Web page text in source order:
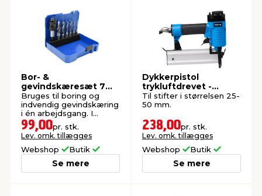
Bor- &
gevindskæresæt 7
dele - PRIZE®
Bruges til boring og
indvendig gevindskæring
i én arbejdsgang. I
praktisk boks.
99,00pr. stk.
Lev. omk. tillægges
Webshop Butik
Se mere
Dykkerpistol
trykluftdrevet -
PRIZE®
Til stifter i størrelsen 25-
50 mm.
238,00pr. stk.
Lev. omk. tillægges
Webshop Butik
Se mere